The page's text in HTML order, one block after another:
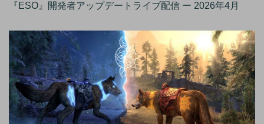
『ESO』開発者アップデートライブ配信 ー 2026年4月